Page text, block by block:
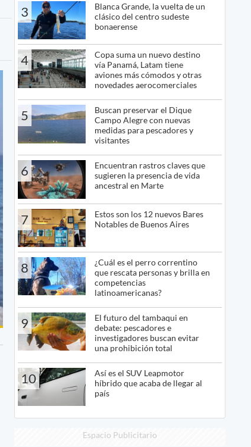
3
Blanca Grande, la vuelta de un
clásico del centro sudeste
bonaerense
4
Copa suma un nuevo destino
vía Panamá, Latam tiene
aviones más cómodos y otras
novedades aerocomerciales
5
Buscan preservar el Dique
Campo Alegre con nuevas
medidas para pescadores y
visitantes
6
Encuentran rastros claves que
sugieren la presencia de vida
ancestral en Marte
7
Estos son los 12 nuevos Bares
Notables de Buenos Aires
8
¿Cuál es el perro correntino
que rescata personas y brilla en
competencias
latinoamericanas?
9
El futuro del tambaqui en
debate: pescadores e
investigadores buscan evitar
una prohibición total
10
Así es el SUV Leapmotor
híbrido que acaba de llegar al
país
Espacio Publicitario